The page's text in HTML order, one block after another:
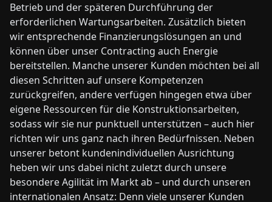
Betrieb und der späteren Durchführung der
erforderlichen Wartungsarbeiten. Zusätzlich bieten
wir entsprechende Finanzierungslösungen an und
können über unser Contracting auch Energie
bereitstellen. Manche unserer Kunden möchten bei all
diesen Schritten auf unsere Kompetenzen
zurückgreifen, andere verfügen hingegen etwa über
eigene Ressourcen für die Konstruktionsarbeiten,
sodass wir sie nur punktuell unterstützen – auch hier
richten wir uns ganz nach ihren Bedürfnissen. Neben
unserer betont kundenindividuellen Ausrichtung
heben wir uns dabei nicht zuletzt durch unsere
besondere Agilität im Markt ab – und durch unseren
internationalen Ansatz: Denn viele unserer Kunden